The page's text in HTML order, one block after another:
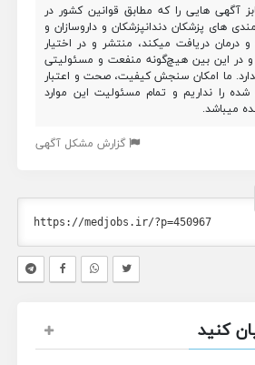
آگهی هایی را که مطابق قوانین کشور در
های پزشکان دندانپزشکان و داروسازان و
درمان دریافت میکند، منتشر و در اختیار
و در این بین هیچ‌گونه منفعت و مسئولیتی
ما امکان سنجش کیفیت، صحت و اعتبار
را نداریم و تمام مسئولیت این موارد
میباشد.
گزارش مشکل آگهی
کنید